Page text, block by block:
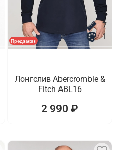
Предзаказ
7
1
Лонгслив Abercrombie &
Fitch ABL16
2 990 ₽